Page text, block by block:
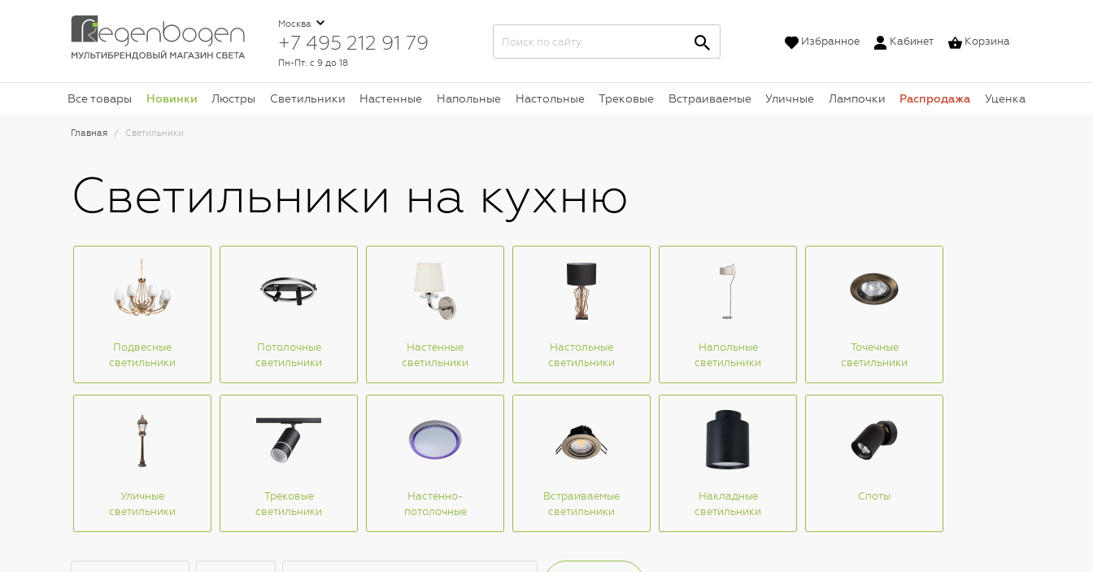
Москва
+7 495 212 91 79
Пн-Пт: с 9 до 18
Избранное Кабинет Корзина
Все товары Новинки Люстры Светильники Настенные Напольные Настольные Трековые Встраиваемые Уличные Лампочки Распродажа Уценка
Главная Светильники
Светильники на кухню
Подвесные
светильники
Потолочные
светильники
Настенные
светильники
Настольные
светильники
Напольные
светильники
Точечные
светильники
Уличные
светильники
Трековые
светильники
Настенно-
потолочные
Встраиваемые
светильники
Накладные
светильники
Споты